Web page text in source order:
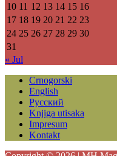
10 11 12 13 14 15 16
17 18 19 20 21 22 23
24 25 26 27 28 29 30
31
« Jul
Crnogorski
English
Русский
Knjiga utisaka
Impresum
Kontakt